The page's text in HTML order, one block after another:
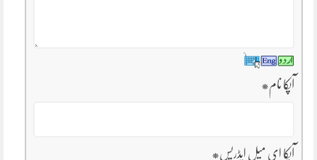
آپکا نام*
آپکا ای میل ایڈریس*